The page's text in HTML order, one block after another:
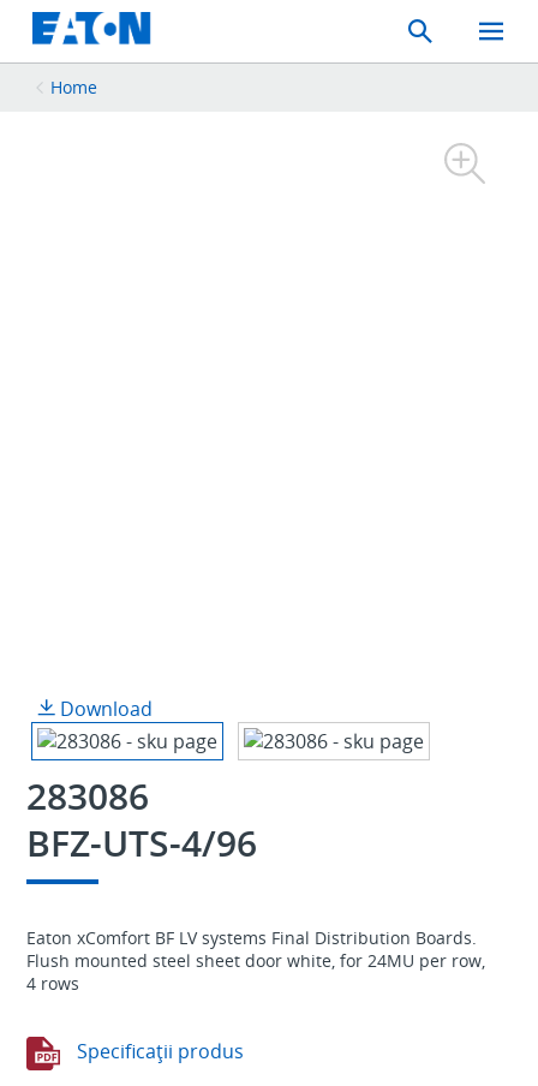
Search
Toggle
Mobile
Home
Download
283086
BFZ-UTS-4/96
Eaton xComfort BF LV systems Final Distribution Boards.
Flush mounted steel sheet door white, for 24MU per row,
4 rows
Specificaţii produs